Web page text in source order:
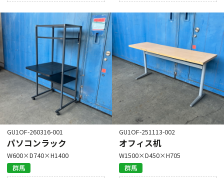
GU1OF-260316-001
パソコンラック
W600×D740×H1400
群馬
GU1OF-251113-002
オフィス机
W1500×D450×H705
群馬